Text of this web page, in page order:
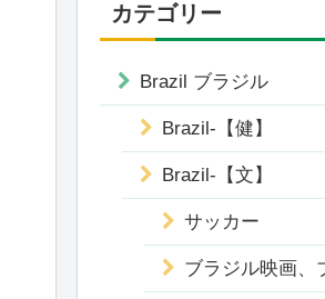
カテゴリー
Brazil ブラジル
Brazil-【健】
Brazil-【文】
サッカー
ブラジル映画、